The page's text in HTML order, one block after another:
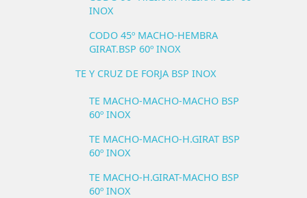
INOX
CODO 45º MACHO-HEMBRA
GIRAT.BSP 60º INOX
TE Y CRUZ DE FORJA BSP INOX
TE MACHO-MACHO-MACHO BSP
60º INOX
TE MACHO-MACHO-H.GIRAT BSP
60º INOX
TE MACHO-H.GIRAT-MACHO BSP
60º INOX